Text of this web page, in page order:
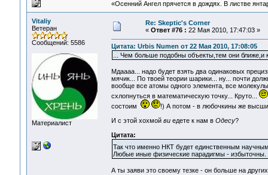
«Осенний Ангел прячется в дождях. В листве
Vitaliy
Ветеран
Сообщений: 5586
Материалист
Re: Skeptic's Corner
« Ответ #76 : 22 Мая 2010, 17:47:03 »
Цитата: Urbis Numen от 22 Мая 2010, 17:08:05
... Чем больше подобны объекты,тем они ближе,и
Мдаааа... надо будет взять два одинаковых
мячик... По твоей теории шарики... ну... почти
вообще все атомы одного элемента, все
схлопнуться в математическую точку... Круто...
состоим
!) А потом - в любочкины же
И с этой хохмой виедете к нам в Одесу?
Цитата:
Так что именно НКТ будет единственным
Любые иные физические парадигмы - избыточны.
А ты заяви это своему тезке - он больше на